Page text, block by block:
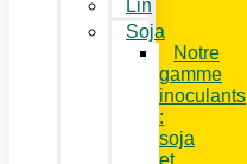
Lin
Soja
Notre
gamme
inoculants
:
soja
et